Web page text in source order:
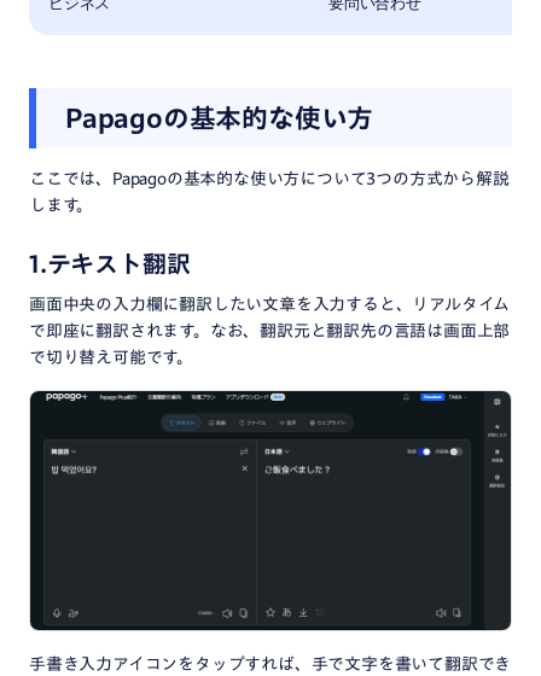
ビジネス 要問い合わせ
Papagoの基本的な使い方
ここでは、Papagoの基本的な使い方について3つの方式から解説
します。
1.テキスト翻訳
画面中央の入力欄に翻訳したい文章を入力すると、リアルタイム
で即座に翻訳されます。なお、翻訳元と翻訳先の言語は画面上部
で切り替え可能です。
手書き入力アイコンをタップすれば、手で文字を書いて翻訳でき